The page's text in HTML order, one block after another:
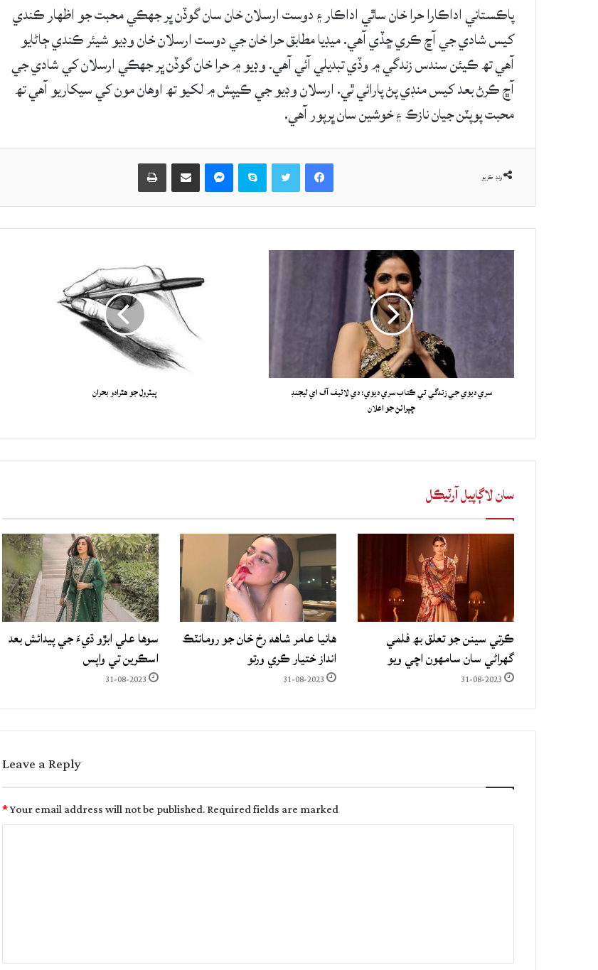
پاڪستاني اداڪارا حرا خان ساٿي اداڪار ۽ دوست ارسلان خان سان گوڏن ڀر جهڪي محبت جو اظهار ڪندي
کيس شادي جي آڇ ڪري ڇڏي آهي. ميڊيا مطابق حرا خان جي دوست ارسلان خان وڊيو شيئر ڪندي ڄاڻايو
آهي تھ ڪيئن سندس زندگي ۾ وڏي تبديلي آئي آهي. وڊيو ۾ حرا خان گوڏن ڀر جهڪي ارسلان کي شادي جي
آڇ ڪرڻ بعد کيس منڊي پڻ پارائي ٿي. ارسلان وڊيو جي ڪيپش ۾ لکيو تھ اوهان مون کي سيکاريو آهي تھ
محبت پوپٽن جيان نازڪ ۽ خوشين سان ڀرپور آهي.
ونڊ ڪريو
Facebook
Skype حصيداري ڪريو اي ميل ذريعي
سري ديوي جي زندگي تي ڪتاب سري ديوي: دي لائيف آف اي ليجنڊ
ڇپرائڻ جو اعلان
پيٽرول جو هٿرادو بحران
سان لاڳاپيل آرٽيڪل
ڪرتي سينن جو تعلق بھ فلمي
گهراڻي سان سامهون اچي ويو
31-08-2023
هانيا عامر شاهه رخ خان جو رومانٽڪ
انداز ختيار ڪري ورتو
31-08-2023
سوها علي ابڙو ڌيءَ جي پيدائش بعد
اسڪرين تي واپس
31-08-2023
Leave a Reply
Your email address will not be published.Required fields are marked
*
t